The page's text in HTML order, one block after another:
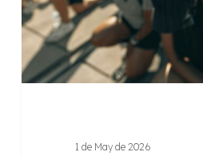
justicia,
equidad,
diversidad
e
1 de May de 2026